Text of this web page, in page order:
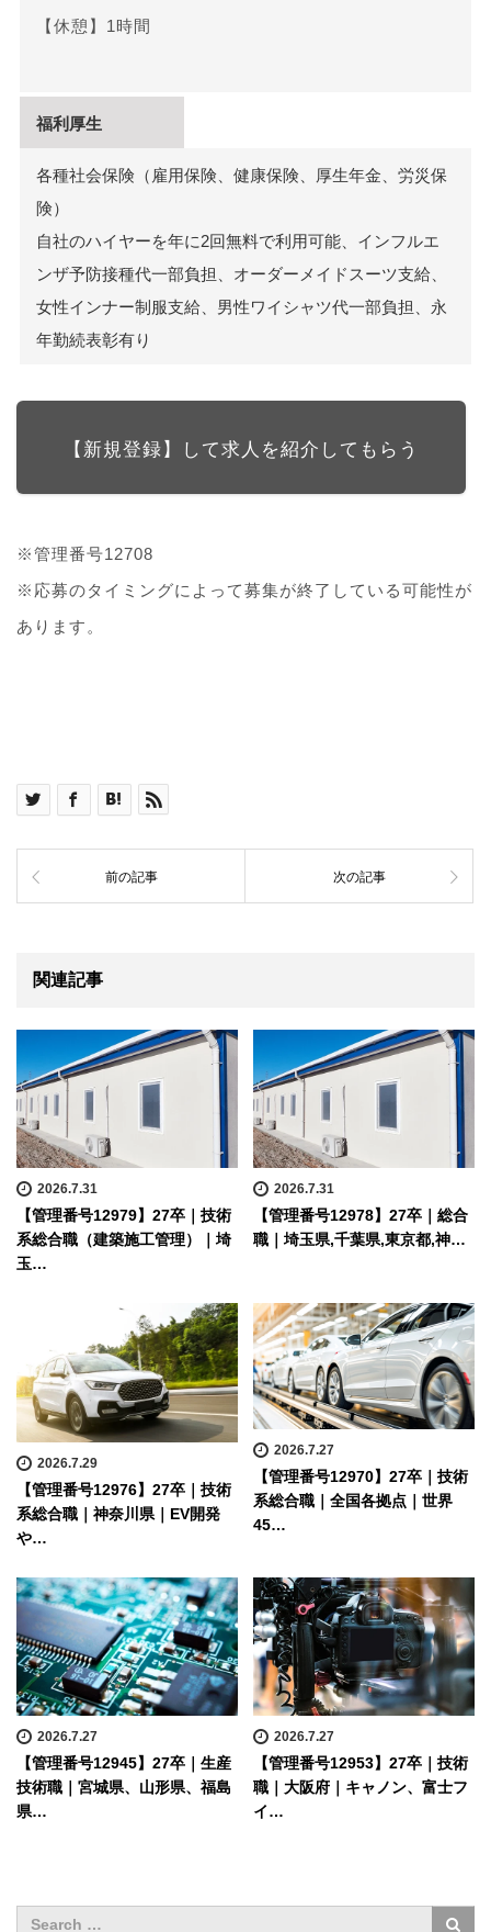
【休憩】1時間
福利厚生
各種社会保険（雇用保険、健康保険、厚生年金、労災保
険）
自社のハイヤーを年に2回無料で利用可能、インフルエ
ンザ予防接種代一部負担、オーダーメイドスーツ支給、
女性インナー制服支給、男性ワイシャツ代一部負担、永
年勤続表彰有り
【新規登録】して求人を紹介してもらう
※管理番号12708
※応募のタイミングによって募集が終了している可能性が
あります。
前の記事 次の記事
関連記事
2026.7.31
【管理番号12979】27卒｜技術
系総合職（建築施工管理）｜埼
玉…
2026.7.31
【管理番号12978】27卒｜総合
職｜埼玉県,千葉県,東京都,神…
2026.7.29
【管理番号12976】27卒｜技術
系総合職｜神奈川県｜EV開発
や…
2026.7.27
【管理番号12970】27卒｜技術
系総合職｜全国各拠点｜世界
45…
2026.7.27
【管理番号12945】27卒｜生産
技術職｜宮城県、山形県、福島
県…
2026.7.27
【管理番号12953】27卒｜技術
職｜大阪府｜キャノン、富士フ
イ…